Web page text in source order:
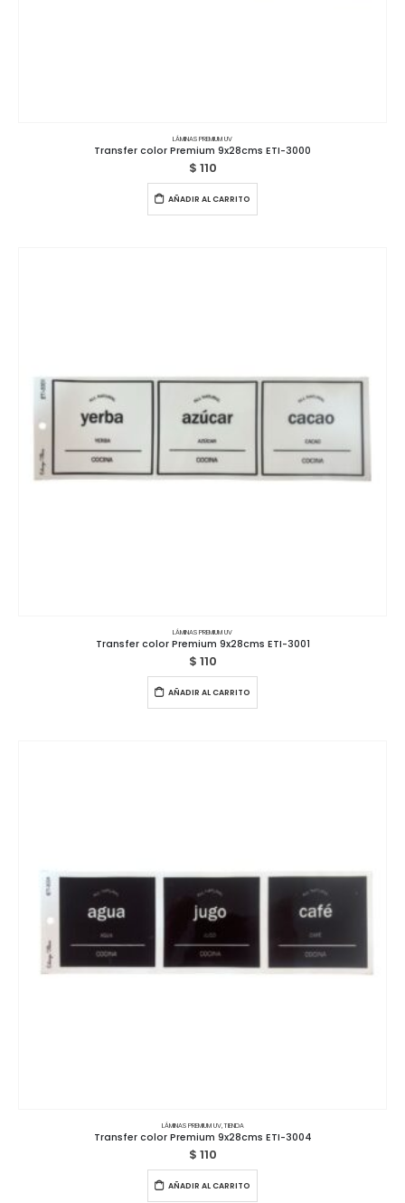
LÁMINAS PREMIUM UV
Transfer color Premium 9x28cms ETI-3000
$ 110
AÑADIR AL CARRITO
LÁMINAS PREMIUM UV
Transfer color Premium 9x28cms ETI-3001
$ 110
AÑADIR AL CARRITO
LÁMINAS PREMIUM UV,TIENDA
Transfer color Premium 9x28cms ETI-3004
$ 110
AÑADIR AL CARRITO